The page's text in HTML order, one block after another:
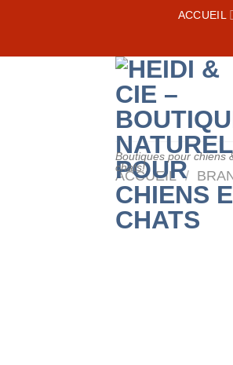
ACCUEIL
Boutiques pour chiens
chats!
ACCUEIL /